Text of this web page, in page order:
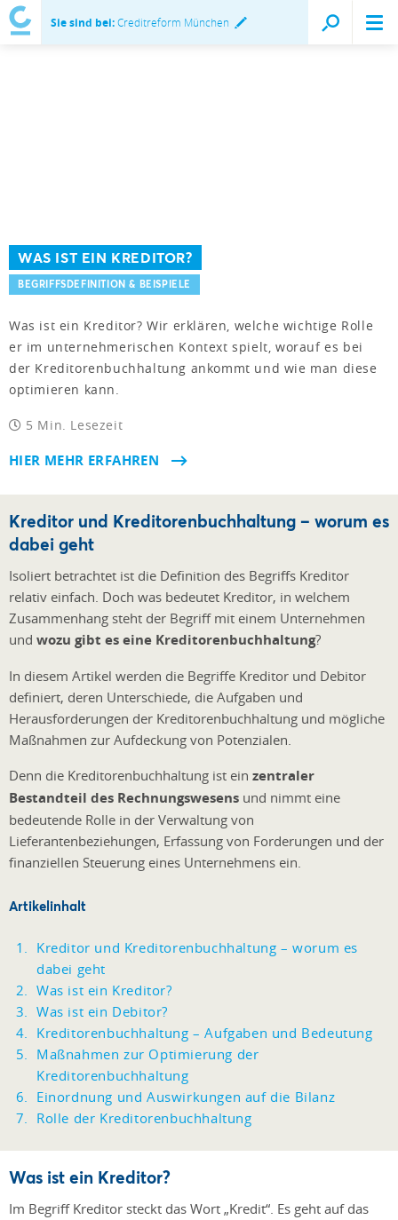
Sie sind bei:Creditreform München
WAS IST EIN KREDITOR?
BEGRIFFSDEFINITION & BEISPIELE
Was ist ein Kreditor? Wir erklären, welche wichtige Rolle
er im unternehmerischen Kontext spielt, worauf es bei
der Kreditorenbuchhaltung ankommt und wie man diese
optimieren kann.
5 Min. Lesezeit
HIER MEHR ERFAHREN
Kreditor und Kreditorenbuchhaltung – worum es
dabei geht
Isoliert betrachtet ist die Definition des Begriffs Kreditor
relativ einfach. Doch was bedeutet Kreditor, in welchem
Zusammenhang steht der Begriff mit einem Unternehmen
und wozu gibt es eine Kreditorenbuchhaltung?
In diesem Artikel werden die Begriffe Kreditor und Debitor
definiert, deren Unterschiede, die Aufgaben und
Herausforderungen der Kreditorenbuchhaltung und mögliche
Maßnahmen zur Aufdeckung von Potenzialen.
Denn die Kreditorenbuchhaltung ist ein zentraler
Bestandteil des Rechnungswesens und nimmt eine
bedeutende Rolle in der Verwaltung von
Lieferantenbeziehungen, Erfassung von Forderungen und der
finanziellen Steuerung eines Unternehmens ein.
Artikelinhalt
Kreditor und Kreditorenbuchhaltung – worum es
dabei geht
Was ist ein Kreditor?
Was ist ein Debitor?
Kreditorenbuchhaltung – Aufgaben und Bedeutung
Maßnahmen zur Optimierung der
Kreditorenbuchhaltung
Einordnung und Auswirkungen auf die Bilanz
Rolle der Kreditorenbuchhaltung
Was ist ein Kreditor?
Im Begriff Kreditor steckt das Wort „Kredit“. Es geht auf das